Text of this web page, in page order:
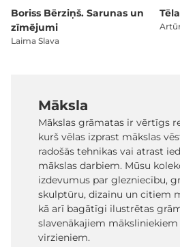
Boriss Bērziņš. Sarunas un
zīmējumi
Laima Slava
Māksla
Mākslas grāmatas ir vērtīgs
kurš vēlas izprast mākslas
radošās tehnikas vai atrast
mākslas darbiem. Mūsu
izdevumus par glezniecību,
skulptūru, dizainu un citiem
kā arī bagātīgi ilustrētas
slavenākajiem
virzieniem.